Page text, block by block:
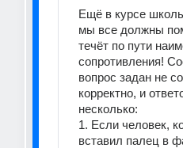
Ещё в курсе
мы все должны
течёт по пути
сопротивления!
вопрос задан не
корректно, и
несколько:
1. Если человек,
вставил палец в